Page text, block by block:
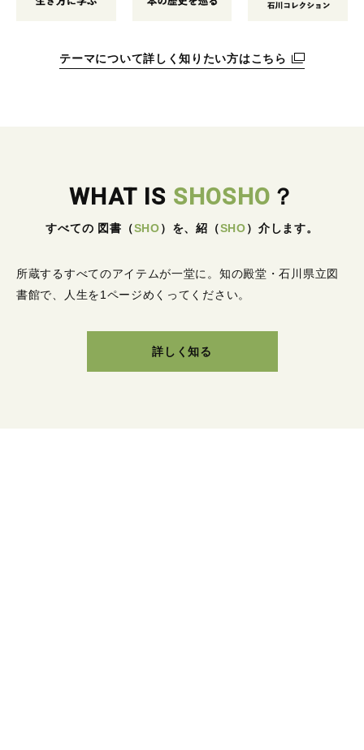
テーマについて詳しく知りたい方はこちら
WHAT IS SHOSHO ？
すべての 図書 （SHO） を、紹 （SHO） 介します。
所蔵するすべてのアイテムが一堂に。 知の殿堂・石川県立図
書館で、人生を1ページめくってください。
詳しく知る